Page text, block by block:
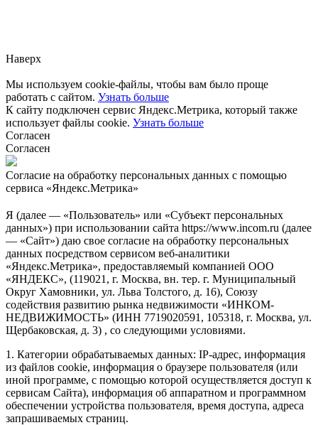
Наверх
Мы используем cookie-файлы, чтобы вам было проще
работать с сайтом. Узнать больше
К сайту подключен сервис Яндекс.Метрика, который также
использует файлы cookie. Узнать больше
Согласен
Согласен
Согласие на обработку персональных данных с помощью
сервиса «Яндекс.Метрика»
Я (далее — «Пользователь» или «Субъект персональных
данных») при использовании сайта https://www.incom.ru (далее
— «Сайт») даю свое согласие на обработку персональных
данных посредством сервисом веб-аналитики
«Яндекс.Метрика», предоставляемый компанией ООО
«ЯНДЕКС», (119021, г. Москва, вн. тер. г. Муниципальный
Округ Хамовники, ул. Льва Толстого, д. 16), Союзу
содействия развитию рынка недвижимости «ИНКОМ-
НЕДВИЖИМОСТЬ» (ИНН 7719020591, 105318, г. Москва, ул.
Щербаковская, д. 3) , со следующими условиями.
1. Категории обрабатываемых данных: IP-адрес, информация
из файлов cookie, информация о браузере пользователя (или
иной программе, с помощью которой осуществляется доступ к
сервисам Сайта), информация об аппаратном и программном
обеспечении устройства пользователя, время доступа, адреса
запрашиваемых страниц.